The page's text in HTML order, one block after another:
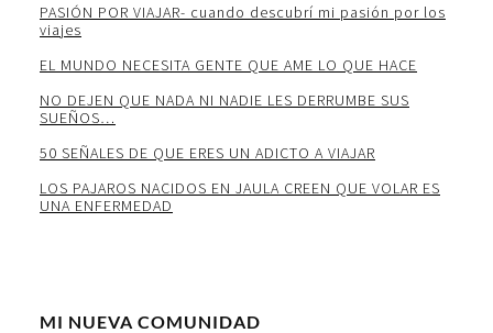
PASIÓN POR VIAJAR- cuando descubrí mi pasión por los
viajes
EL MUNDO NECESITA GENTE QUE AME LO QUE HACE
NO DEJEN QUE NADA NI NADIE LES DERRUMBE SUS
SUEÑOS…
50 SEÑALES DE QUE ERES UN ADICTO A VIAJAR
LOS PAJAROS NACIDOS EN JAULA CREEN QUE VOLAR ES
UNA ENFERMEDAD
MI NUEVA COMUNIDAD